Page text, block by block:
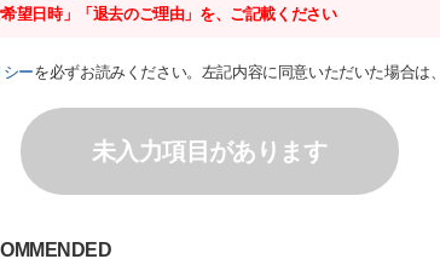
望日時」「退去のご理由」を、ご記載ください
ーを必ずお読みください。左記内容に同意いただいた場合は
未入力項目があります